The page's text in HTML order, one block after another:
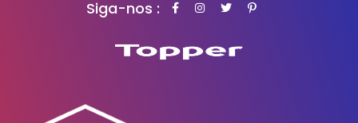
Siga-nos :